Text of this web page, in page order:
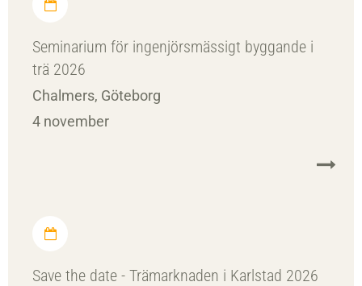
Seminarium för ingenjörsmässigt byggande i
trä 2026
Chalmers, Göteborg
4 november
Save the date - Trämarknaden i Karlstad 2026